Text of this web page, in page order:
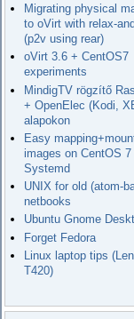
Migrating physical
to oVirt with relax-
(p2v using rear)
oVirt 3.6 + CentOS7
experiments
MindigTV rögzítő
+ OpenElec (Kodi,
alapokon
Easy
images on CentOS 7
Systemd
UNIX for old (atom-
netbooks
Ubuntu Gnome
Forget Fedora
Linux laptop tips
T420)